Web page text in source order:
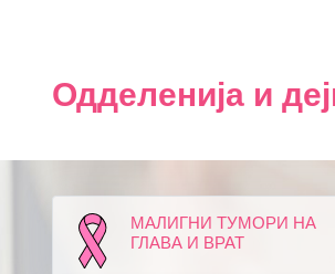
Одделенија и
МАЛИГНИ ТУМОРИ НА
ГЛАВА И ВРАТ